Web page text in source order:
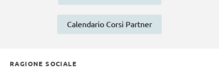
Calendario Corsi Partner
RAGIONE SOCIALE